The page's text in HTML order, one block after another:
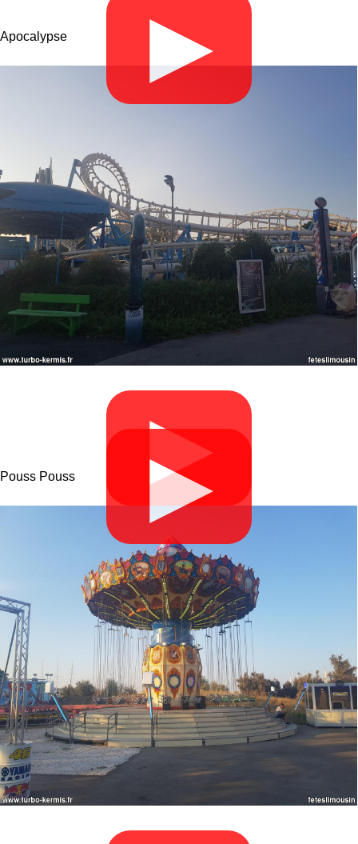
▶
Apocalypse
▶
▶
Pouss Pouss